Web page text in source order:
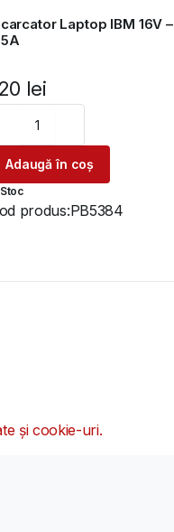
Laptop IBM 16V –
lei
Adaugă în coș
produs:PB5384
și cookie-uri.